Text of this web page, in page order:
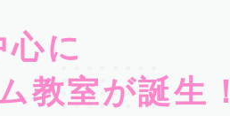
に
教室が誕生！